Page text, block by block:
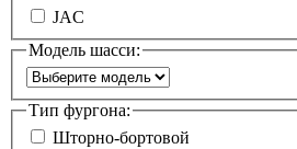
JAC
Модель шасси:
Тип фургона:
Шторно-бортовой